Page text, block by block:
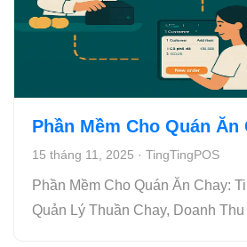
Phần Mềm Cho Quán Ăn
15 tháng 11, 2025 · TingTingPOS
Phần Mềm Cho Quán Ăn Chay:
Quản Lý Thuần Chay, Doanh